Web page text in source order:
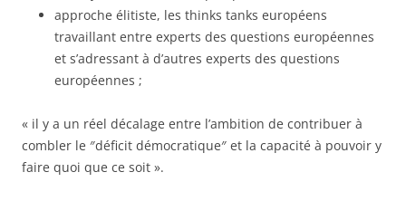
approche élitiste, les thinks tanks européens
travaillant entre experts des questions européennes
et s’adressant à d’autres experts des questions
européennes ;
« il y a un réel décalage entre l’ambition de contribuer à
combler le ″déficit démocratique″ et la capacité à pouvoir y
faire quoi que ce soit ».